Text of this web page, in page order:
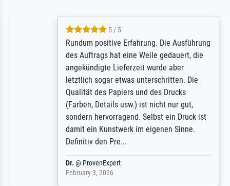
5 / 5
Rundum positive Erfahrung. Die Ausführung
des Auftrags hat eine Weile gedauert, die
angekündigte Lieferzeit wurde aber
letztlich sogar etwas unterschritten. Die
Qualität des Papiers und des Drucks
(Farben, Details usw.) ist nicht nur gut,
sondern hervorragend. Selbst ein Druck ist
damit ein Kunstwerk im eigenen Sinne.
Definitiv den Pre...
ProvenExpert
February 3, 2026